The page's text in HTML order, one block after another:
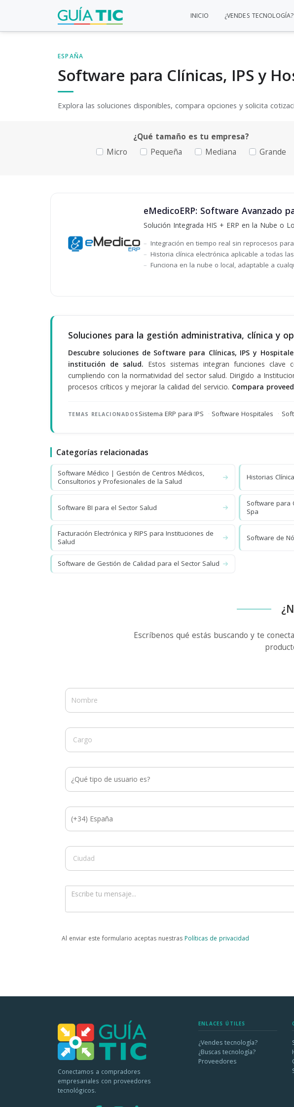
INICIO ¿VENDES TECNOLOGÍA?
ESPAÑA
Software para Clínicas, IPS y
Explora las soluciones disponibles, compara opciones y solicita
¿Qué tamaño es tu empresa?
Micro
Pequeña Mediana Grande
eMedicoERP: Software Avanzado
Solución Integrada HIS + ERP en la Nube o
Integración en tiempo real sin reprocesos
Historia clínica electrónica aplicable a todas
Funciona en la nube o local, adaptable a
Soluciones para la gestión administrativa, clínica y
Descubre soluciones de Software para Clínicas, IPS y
institución de salud. Estos sistemas integran funciones clave
cumpliendo con la normatividad del sector salud. Dirigido a
procesos críticos y mejorar la calidad del servicio. Compara
TEMAS RELACIONADOS Sistema ERP para IPS · Software Hospitales ·
Categorías relacionadas
Software Médico | Gestión de Centros Médicos,
Consultorios y Profesionales de la Salud
Historias
Software BI para el Sector Salud
Software para
Spa
Facturación Electrónica y RIPS para Instituciones de
Salud
Software de
Software de Gestión de Calidad para el Sector Salud
Escríbenos qué estás buscando y te
Al enviar este formulario aceptas nuestras Políticas de privacidad
Conectamos a compradores
empresariales con proveedores
tecnológicos.
ENLACES ÚTILES
¿Vendes tecnología?
¿Buscas tecnología?
Proveedores